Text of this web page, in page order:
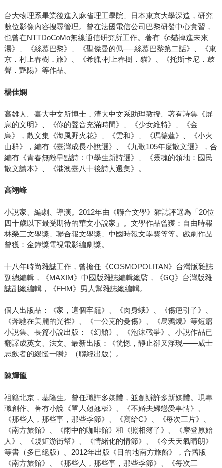
台大物理系畢業後進入麻省理工學院、日本東京大學深造，研究
數位影像內容搜尋管理。曾在法國電信公司巴黎研發中心實習，
也曾在NTTDoCoMo無線通信研究所工作。著有《e貓掉進未來
湯》、《絲慕巴黎》、《聖傑曼的佩──絲慕巴黎第二話》、《東
京．村上春樹．旅》、《希臘‧村上春樹．貓》、《托斯卡尼．鼓
聲．艷陽》等作品。
楊佳嫻
高雄人。臺大中文所博士，清大中文系助理教授。著有詩集《屏
息的文明》、《你的聲音充滿時間》、《少女維特》、《金
烏》，散文集《海風野火花》、《雲和》、《瑪德蓮》、《小火
山群》，編有《臺灣成長小說選》、《九歌105年度散文選》，合
編有《青春無敵早點詩：中學生新詩選》、《靈魂的領地：國民
散文讀本》、《港澳臺八十後詩人選集》。
高翊峰
小說家、編劇、導演。2012年由《聯合文學》雜誌評選為「20位
四十歲以下最受期待的華文小說家」。文學作品曾獲：自由時報
林榮三文學獎、聯合報文學獎、中國時報文學獎等等。戲劇作品
曾獲：金鐘獎電視電影編劇獎。
十八年時尚雜誌工作，曾擔任《COSMOPOLITAN》台灣版雜誌
副總編輯，《MAXIM》中國版雜誌編輯總監，《GQ》台灣版雜
誌副總編輯，《FHM》男人幫雜誌總編輯。
個人出版品：《家，這個牢籠》、《肉身蛾》、《傷疤引子》、
《奔馳在美麗的光裡》、《一公克的憂傷》、《烏鴉燒》等短篇
小說集。長篇小說出版：《幻艙》、《泡沫戰爭》。小說作品已
翻譯成英文、法文。最新出版：《恍惚，靜止卻又浮現——威士
忌飲者的緩慢一瞬》（聯經出版）。
陳輝龍
祖籍北京，基隆生。曾任職許多媒體，並創辦許多新媒體。現專
職創作。著有小說《單人翹翹板》、《不婚夫婦戀愛事情》、
《那些人，那些事，那些季節》、《寫給C》、《每次三片》、
《南方旅館》、《雨中的咖啡館》和《照相簿子》、《摩登原始
人》、《規矩游街幫》、《情緒化的情節》、《今天天氣晴朗》
等書（多已絕版）。2012年出版《目的地南方旅館》，合舊版
《南方旅館》、《那些人，那些事，那些季節》、《每次三